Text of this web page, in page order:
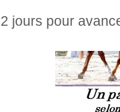
2 jours pour